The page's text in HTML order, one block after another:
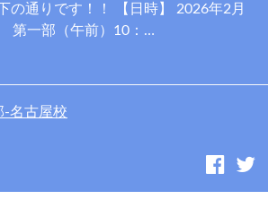
の通りです！！ 【日時】 2026年2月
第一部（午前）10：…
-名古屋校